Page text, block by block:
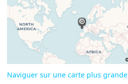
Naviguer sur une carte plus grande